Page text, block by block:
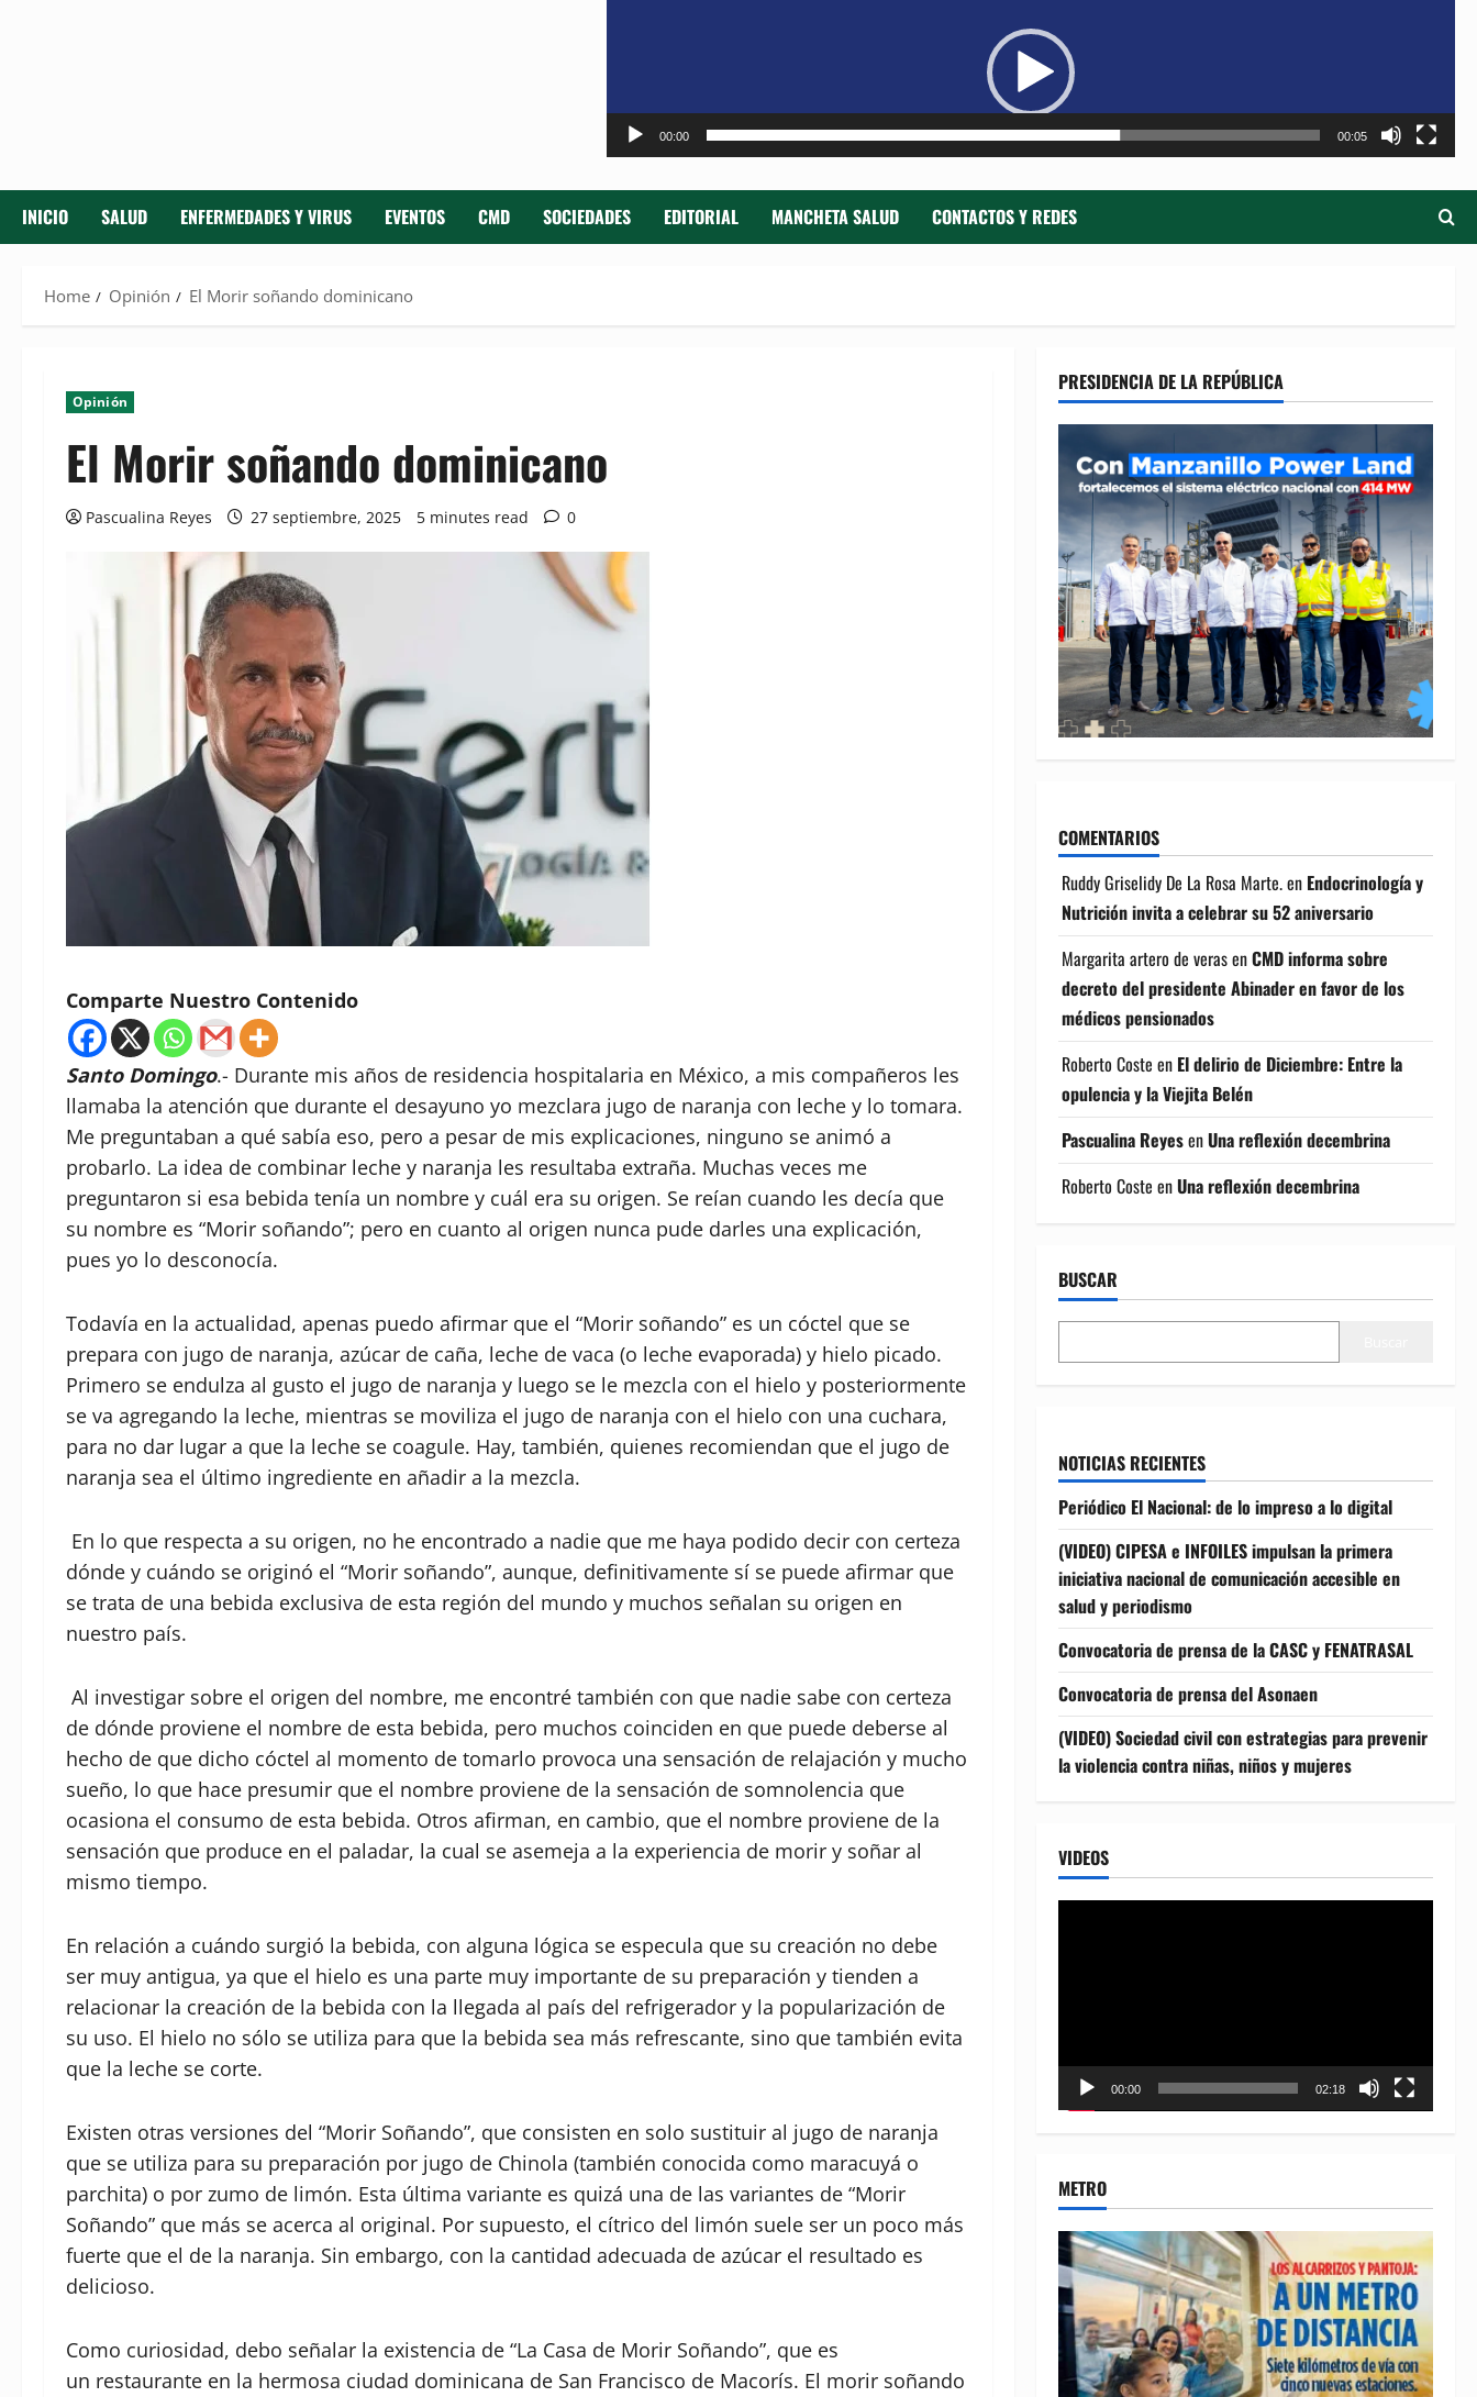
00:00 00:05
INICIO SALUD ENFERMEDADES Y VIRUS EVENTOS CMD SOCIEDADES EDITORIAL MANCHETA SALUD CONTACTOS Y REDES
Home Opinión El Morir soñando dominicano
Opinión
El Morir soñando dominicano
Pascualina Reyes 27 septiembre, 2025 5 minutes read 0
Comparte Nuestro Contenido
Santo Domingo.- Durante mis años de residencia hospitalaria en México, a mis compañeros les
llamaba la atención que durante el desayuno yo mezclara jugo de naranja con leche y lo tomara.
Me preguntaban a qué sabía eso, pero a pesar de mis explicaciones, ninguno se animó a
probarlo. La idea de combinar leche y naranja les resultaba extraña. Muchas veces me
preguntaron si esa bebida tenía un nombre y cuál era su origen. Se reían cuando les decía que
su nombre es “Morir soñando”; pero en cuanto al origen nunca pude darles una explicación,
pues yo lo desconocía.
Todavía en la actualidad, apenas puedo afirmar que el “Morir soñando” es un cóctel que se
prepara con jugo de naranja, azúcar de caña, leche de vaca (o leche evaporada) y hielo picado.
Primero se endulza al gusto el jugo de naranja y luego se le mezcla con el hielo y posteriormente
se va agregando la leche, mientras se moviliza el jugo de naranja con el hielo con una cuchara,
para no dar lugar a que la leche se coagule. Hay, también, quienes recomiendan que el jugo de
naranja sea el último ingrediente en añadir a la mezcla.
En lo que respecta a su origen, no he encontrado a nadie que me haya podido decir con certeza
dónde y cuándo se originó el “Morir soñando”, aunque, definitivamente sí se puede afirmar que
se trata de una bebida exclusiva de esta región del mundo y muchos señalan su origen en
nuestro país.
Al investigar sobre el origen del nombre, me encontré también con que nadie sabe con certeza
de dónde proviene el nombre de esta bebida, pero muchos coinciden en que puede deberse al
hecho de que dicho cóctel al momento de tomarlo provoca una sensación de relajación y mucho
sueño, lo que hace presumir que el nombre proviene de la sensación de somnolencia que
ocasiona el consumo de esta bebida. Otros afirman, en cambio, que el nombre proviene de la
sensación que produce en el paladar, la cual se asemeja a la experiencia de morir y soñar al
mismo tiempo.
En relación a cuándo surgió la bebida, con alguna lógica se especula que su creación no debe
ser muy antigua, ya que el hielo es una parte muy importante de su preparación y tienden a
relacionar la creación de la bebida con la llegada al país del refrigerador y la popularización de
su uso. El hielo no sólo se utiliza para que la bebida sea más refrescante, sino que también evita
que la leche se corte.
Existen otras versiones del “Morir Soñando”, que consisten en solo sustituir al jugo de naranja
que se utiliza para su preparación por jugo de Chinola (también conocida como maracuyá o
parchita) o por zumo de limón. Esta última variante es quizá una de las variantes de “Morir
Soñando” que más se acerca al original. Por supuesto, el cítrico del limón suele ser un poco más
fuerte que el de la naranja. Sin embargo, con la cantidad adecuada de azúcar el resultado es
delicioso.
Como curiosidad, debo señalar la existencia de “La Casa de Morir Soñando”, que es
un restaurante en la hermosa ciudad dominicana de San Francisco de Macorís. El morir soñando
PRESIDENCIA DE LA REPÚBLICA
COMENTARIOS
Ruddy Griselidy De La Rosa Marte.en Endocrinología y
Nutrición invita a celebrar su 52 aniversario
Margarita artero de verasenCMD informa sobre
decreto del presidente Abinader en favor de los
médicos pensionados
Roberto Coste en El delirio de Diciembre: Entre la
opulencia y la Viejita Belén
Pascualina ReyesenUna reflexión decembrina
Roberto Coste enUna reflexión decembrina
BUSCAR
NOTICIAS RECIENTES
Periódico El Nacional: de lo impreso a lo digital
(VIDEO) CIPESA e INFOILES impulsan la primera
iniciativa nacional de comunicación accesible en
salud y periodismo
Convocatoria de prensa de la CASC y FENATRASAL
Convocatoria de prensa del Asonaen
(VIDEO) Sociedad civil con estrategias para prevenir
la violencia contra niñas, niños y mujeres
VIDEOS
00:00 02:18
METRO